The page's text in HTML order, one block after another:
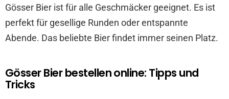
Gösser Bier ist für alle Geschmäcker geeignet. Es ist
perfekt für gesellige Runden oder entspannte
Abende. Das beliebte Bier findet immer seinen Platz.
Gösser Bier bestellen online: Tipps und
Tricks